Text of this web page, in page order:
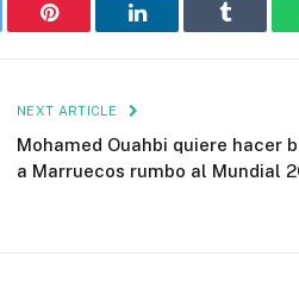
Pinterest LinkedIn Tumblr
NEXT ARTICLE
Mohamed Ouahbi quiere hacer
a Marruecos rumbo al Mundial